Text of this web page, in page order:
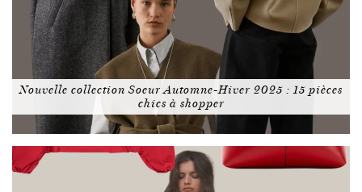
Nouvelle collection Soeur Automne-Hiver 2025 : 15 pièces
chics à shopper